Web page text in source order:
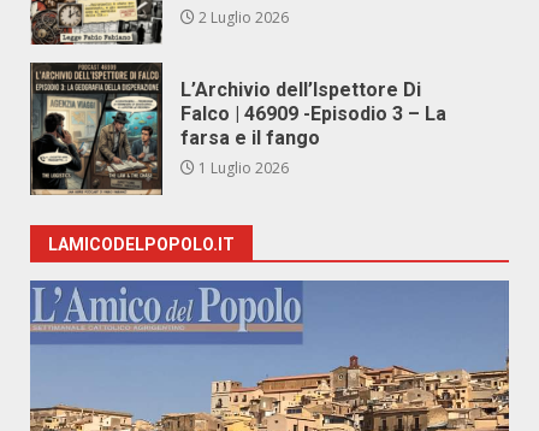
2 Luglio 2026
L’Archivio dell’Ispettore Di
Falco | 46909 -Episodio 3 – La
farsa e il fango
1 Luglio 2026
LAMICODELPOPOLO.IT